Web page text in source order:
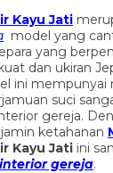
Kayu Jati
model yang
yang
dan ukiran
ini mempunyai
suci
gereja.
ketahanan
Kayu Jati ini
gereja.